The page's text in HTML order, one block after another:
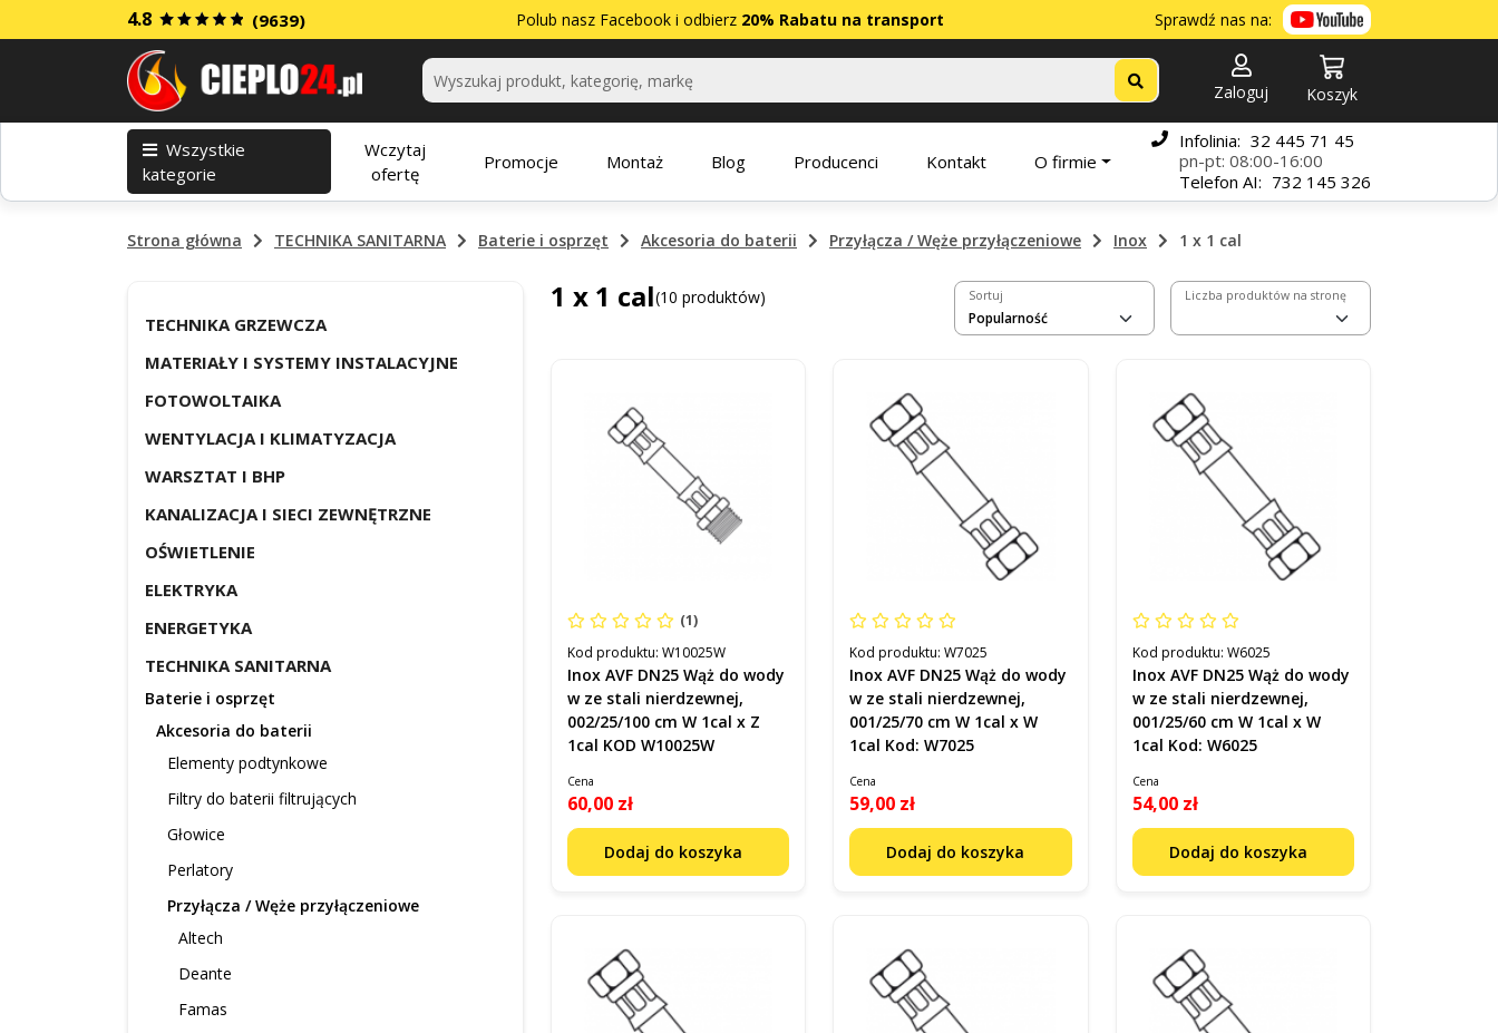
4.8 (9639) Polub nasz Facebook i odbierz 20% Rabatu na transport Sprawdź nas na:
Kategorie
Zaloguj Koszyk
Wszystkie
kategorie
Wczytaj
ofertę
Promocje Montaż Blog Producenci Kontakt O firmie
Infolinia: 32 445 71 45
pn-pt: 08:00-16:00
Telefon AI: 732 145 326
Strona główna TECHNIKA SANITARNA Baterie i osprzęt Akcesoria do baterii Przyłącza / Węże przyłączeniowe Inox 1 x 1 cal
TECHNIKA GRZEWCZA
MATERIAŁY I SYSTEMY INSTALACYJNE
FOTOWOLTAIKA
WENTYLACJA I KLIMATYZACJA
WARSZTAT I BHP
KANALIZACJA I SIECI ZEWNĘTRZNE
OŚWIETLENIE
ELEKTRYKA
ENERGETYKA
TECHNIKA SANITARNA
Baterie i osprzęt
Akcesoria do baterii
Elementy podtynkowe
Filtry do baterii filtrujących
Głowice
Perlatory
Przyłącza / Węże przyłączeniowe
Altech
Deante
Famas
1 x 1 cal(10 produktów) Sortuj Liczba produktów na stronę
(1)
Kod produktu: W10025W
Inox AVF DN25 Wąż do wody
w ze stali nierdzewnej,
002/25/100 cm W 1cal x Z
1cal KOD W10025W
Cena
60,00 zł
Dodaj do koszyka
Kod produktu:W7025
Inox AVF DN25 Wąż do wody
w ze stali nierdzewnej,
001/25/70 cm W 1cal x W
1cal Kod: W7025
Cena
59,00 zł
Dodaj do koszyka
Kod produktu: W6025
Inox AVF DN25 Wąż do wody
w ze stali nierdzewnej,
001/25/60 cm W 1cal x W
1cal Kod: W6025
Cena
54,00 zł
Dodaj do koszyka